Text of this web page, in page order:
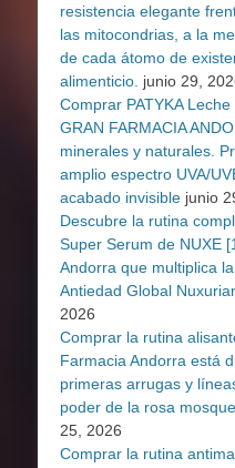
resistencia elegante
las mitocondrias, a la
de cada átomo de
alimenticio. junio 29,
Comprar PATYKA
GRAN FARMACIA
minerales y naturales.
amplio espectro UVA/
acabado invisible junio
Descubre la rutina
Super Serum de NUXE
Andorra que multiplica
Antiedad Global
2026
Comprar la rutina
Farmacia Andorra está
primeras arrugas y
poder de la rosa
25, 2026
Comprar la rutina